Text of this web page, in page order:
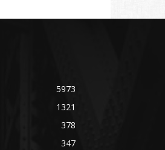
5973
1321
378
347